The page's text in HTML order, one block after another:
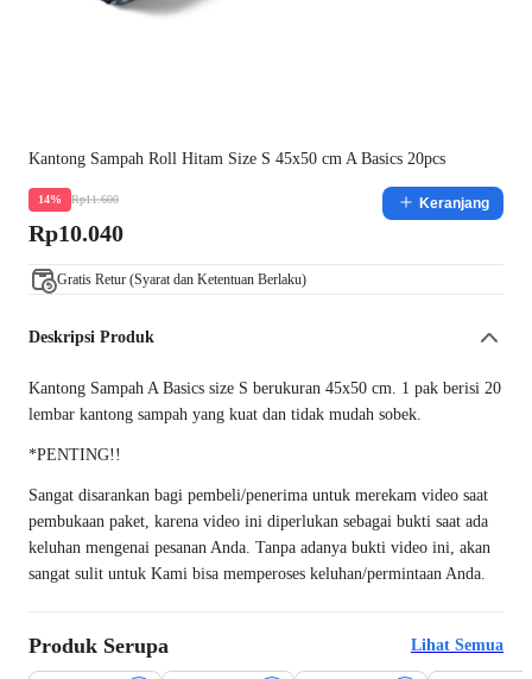
Kantong Sampah Roll Hitam Size S 45x50 cm A Basics 20pcs
14% Rp11.600
Rp10.040
Keranjang
Gratis Retur (Syarat dan Ketentuan Berlaku)
Deskripsi Produk
Kantong Sampah A Basics size S berukuran 45x50 cm. 1 pak berisi 20
lembar kantong sampah yang kuat dan tidak mudah sobek.
*PENTING!!
Sangat disarankan bagi pembeli/penerima untuk merekam video saat
pembukaan paket, karena video ini diperlukan sebagai bukti saat ada
keluhan mengenai pesanan Anda. Tanpa adanya bukti video ini, akan
sangat sulit untuk Kami bisa memperoses keluhan/permintaan Anda.
Produk Serupa Lihat Semua